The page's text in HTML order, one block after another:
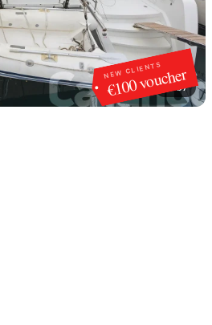
NEW CLIENTS
€100 voucher
1/37